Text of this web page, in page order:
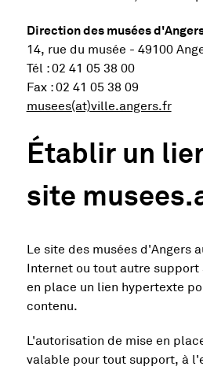
Direction des musées
14, rue du musée - 49100
Tél : 02 41 05 38 00
Fax : 02 41 05 38 09
musees(at)ville.angers.fr,
Établir un
site
Le site des musées d'Angers
Internet ou tout autre
en place un lien hypertexte
contenu.
L'autorisation de mise en
valable pour tout support, à